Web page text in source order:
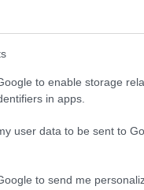
to enable storage
in apps.
user data to be sent to
to send me
ami 11,6
év
keresők aránya